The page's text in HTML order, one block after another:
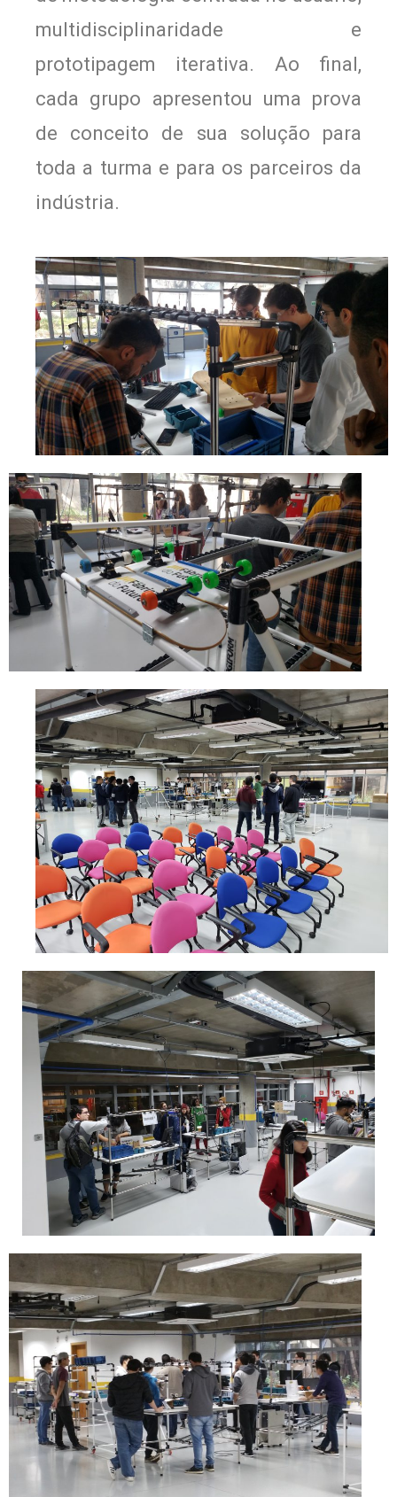
multidisciplinaridade e
prototipagem iterativa. Ao final,
cada grupo apresentou uma prova
de conceito de sua solução para
toda a turma e para os parceiros da
indústria.